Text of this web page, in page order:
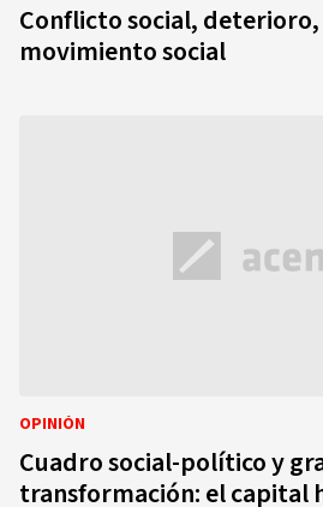
Conflicto social,
movimiento social
OPINIÓN
Cuadro social-político y
transformación: el capital